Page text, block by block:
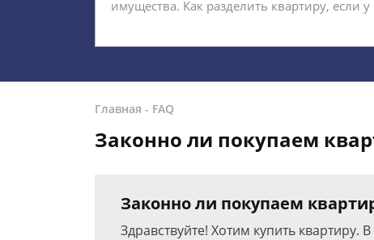
Главная - FAQ
Законно ли покупаем
Законно ли покупаем
Здравствуйте! Хотим купить квартиру.